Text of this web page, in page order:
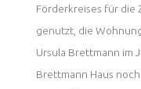
Förderkreises für die
genutzt, die
Ursula Brettmann im
Brettmann Haus